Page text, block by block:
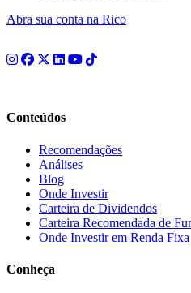
Abra sua conta na Rico
Conteúdos
Recomendações
Análises
Blog
Onde Investir
Carteira de Dividendos
Carteira Recomendada de
Onde Investir em Renda Fixa
Conheça